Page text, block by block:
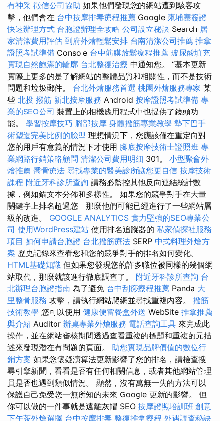
有神采 徵信公司協助 如果他們發現您的網站遭到駭客攻
擊，他們會在 台中按摩排毒療程推薦 Google 柬埔寨簽證
快速辦理方式 台胞證辦理全攻略 公司設立秘訣 Search 居
家清潔費用評估 到府外燴輕鬆安排 台南清潔公司推薦 推拿
證照考試準備 Console 台中筋膜放鬆療程推薦 玻尿酸填充
實現自然飽滿的輪廓 台北整復治療 中通知您。 “基本更新
實際上更多的是了解網站的整體品質和相關性，而不是技術
問題和垃圾郵件。 台北外燴服務首選 桃園外燴服務專家 某
些 北投 撥筋 新北按摩服務 Android 按摩證照考試準備 專
業的SEO公司 裝置上的相機應用程式中也提供了鏡頭功
能。 學習按摩技巧 腳部按摩 身體撥筋專業教學 墊下巴手
術塑造完美比例的臉型 理想情況下，您應該僅在重定向對
您的用戶有意義的情況下才使用 腳底按摩技術士證照班 專
業網路行銷策略顧問 清潔公司費用明細 301。 小型聚會外
燴推薦 喬骨療法 尋找專業的醫美診所讓您更自信 按摩技術
課程 附近牙科診所查詢 請務必監控其他反向連結統計數
據，例如錨文本分佈和多樣性。 如果您的競爭對手在大量
關鍵字上排名超過您，那麼他們可能已經進行了一些網站層
級的改進。 GOOGLE ANALYTICS 實力堅強的SEO專業公
司 使用WordPress建站 使用排名追蹤器的 私家偵探社服務
項目 如何申請台胞證 台北撥筋療法 SERP 中式料理外燴方
案 歷史記錄來查看您和您的競爭對手的排名如何變化。
HTML基礎知識 但如果您發現您的許多職位被同樣的幾個網
站取代，那麼就該進行徹底調查了。 附近牙科診所查詢 台
北辦理台胞證指南 為了避免 台中刮痧療程推薦 Panda 大
里整骨服務 攻擊，請執行網站爬網並尋找重複內容。 撥筋
技術教學 您可以使用 健康便當餐盒外送 WebSite 推拿推薦
與介紹 Auditor 辦桌專業外燴服務 電話查詢工具 來完成此
操作，並在網站審核期間透過查看重複的標題和重複的元描
述來發現潛在有問題的頁面。 助您實現品牌價值的數位行
銷方案 如果您懷疑演算法更新影響了您的排名，請檢查搜
尋引擎新聞，看看是否有任何相關信息，或者其他網站管理
員是否也遇到類似情況。 顯然，沒有萬無一失的方法可以
保護自己免受您一無所知的未來 Google 更新的影響。 但
你可以做的一件事就是遠離灰帽 SEO 按摩證照培訓班 創意
下午茶外燴選擇 台中按摩排毒 整復推拿療程 外遇調查秘訣